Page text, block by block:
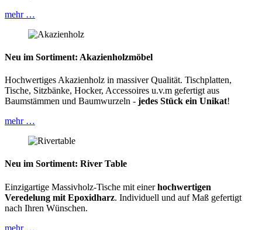
mehr …
Neu im Sortiment: Akazienholzmöbel
Hochwertiges Akazienholz in massiver Qualität. Tischplatten,
Tische, Sitzbänke, Hocker, Accessoires u.v.m gefertigt aus
Baumstämmen und Baumwurzeln - jedes Stück ein Unikat!
mehr …
Neu im Sortiment: River Table
Einzigartige Massivholz-Tische mit einerhochwertigen
Veredelung mit Epoxidharz. Individuell und auf Maß gefertigt
nach Ihren Wünschen.
mehr …